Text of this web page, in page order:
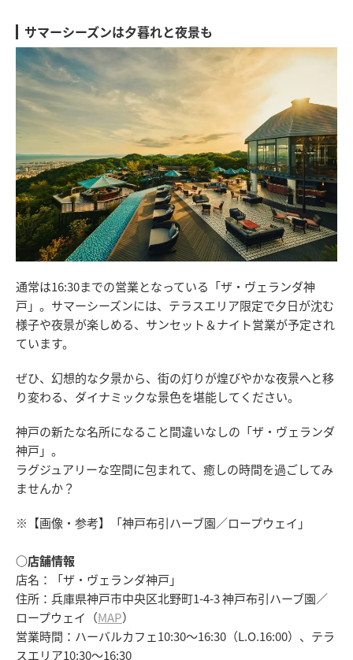
サマーシーズンは夕暮れと夜景も
通常は16:30までの営業となっている「ザ・ヴェランダ神
戸」。サマーシーズンには、テラスエリア限定で夕日が沈む
様子や夜景が楽しめる、サンセット＆ナイト営業が予定され
ています。
ぜひ、幻想的な夕景から、街の灯りが煌びやかな夜景へと移
り変わる、ダイナミックな景色を堪能してください。
神戸の新たな名所になること間違いなしの「ザ・ヴェランダ
神戸」。
ラグジュアリーな空間に包まれて、癒しの時間を過ごしてみ
ませんか？
※【画像・参考】「神戸布引ハーブ園／ロープウェイ」
○店舗情報
店名：「ザ・ヴェランダ神戸」
住所：兵庫県神戸市中央区北野町1-4-3 神戸布引ハーブ園／
ロープウェイ（MAP）
営業時間：ハーバルカフェ10:30～16:30（L.O.16:00）、テラ
スエリア10:30～16:30